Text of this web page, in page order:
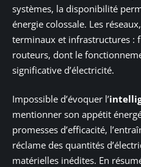
systèmes, la disponibilité
énergie colossale. Les
terminaux et infrastructures :
routeurs, dont le
significative d’électricité.
Impossible d’évoquer l’
mentionner son appétit
promesses d’efficacité,
réclame des quantités
matérielles inédites. En